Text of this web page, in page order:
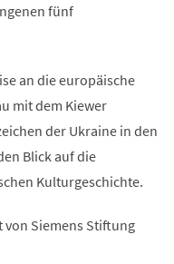
fünf
an die europäische
mit dem Kiewer
der Ukraine in den
Blick auf die
Kulturgeschichte.
von Siemens Stiftung